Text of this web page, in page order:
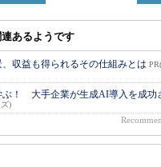
あるようです
収益も得られるその仕組みとは
ぶ！ 大手企業が生成AI導入を成功
)